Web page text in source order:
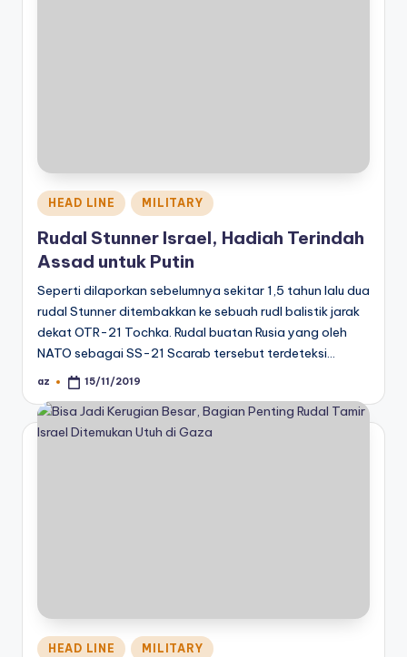
Posted
in
HEAD LINE MILITARY
Rudal Stunner Israel, Hadiah Terindah
Assad untuk Putin
Seperti dilaporkan sebelumnya sekitar 1,5 tahun lalu dua
rudal Stunner ditembakkan ke sebuah rudl balistik jarak
dekat OTR-21 Tochka. Rudal buatan Rusia yang oleh
NATO sebagai SS-21 Scarab tersebut terdeteksi…
Posted
az 15/11/2019
Posted
HEAD LINE MILITARY